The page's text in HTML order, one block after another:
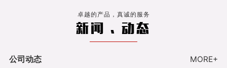
卓越的产品，真诚的服务
新闻 . 动态
公司动态 MORE+